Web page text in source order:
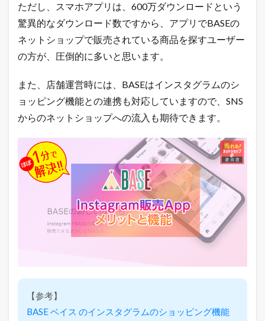
ただし、スマホアプリは、600万ダウンロードという
驚異的なダウンロード数ですから、アプリでBASEの
ネットショップで販売されている商品を探すユーザー
の方が、圧倒的に多いと思います。
また、店舗運営時には、BASEはインスタグラムのシ
ョッピング機能との連携も対応していますので、SNS
からのネットショップへの流入も期待できます。
【参考】
BASE ベイス のインスタグラムのショッピング機能